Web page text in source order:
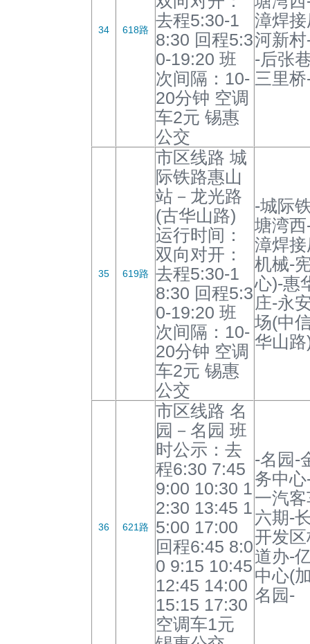
34 618路
去程5:30-1
8:30 回程5:3
0-19:20 班
次间隔：10-
20分钟 空调
车2元 锡惠
公交
漳焊
河新
-后张
三里
35 619路
市区线路 城
际铁路惠山
站－龙光路
(古华山路)
运行时间：
双向对开：
去程5:30-1
8:30 回程5:3
0-19:20 班
次间隔：10-
20分钟 空调
车2元 锡惠
公交
-城际
塘湾
漳焊
机械-
心)-惠
庄-永
场(中
华山路
36 621路
市区线路 名
园－名园 班
时公示：去
程6:30 7:45
9:00 10:30 1
2:30 13:45 1
5:00 17:00
回程6:45 8:0
0 9:15 10:45
12:45 14:00
15:15 17:30
空调车1元
-名园-
务中
一汽
六期-
开发
道办-
中心(
名园-